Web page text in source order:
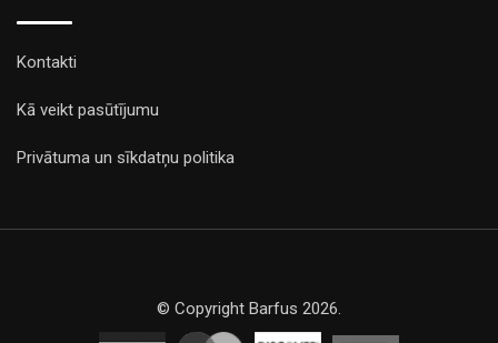
Kontakti
Kā veikt pasūtījumu
Privātuma un sīkdatņu politika
© Copyright Barfus 2026.